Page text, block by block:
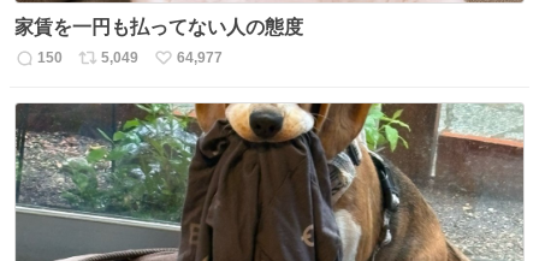
家賃を一円も払ってない人の態度
返
150
リ
ト
数
5,049
い
ね
数
64,977